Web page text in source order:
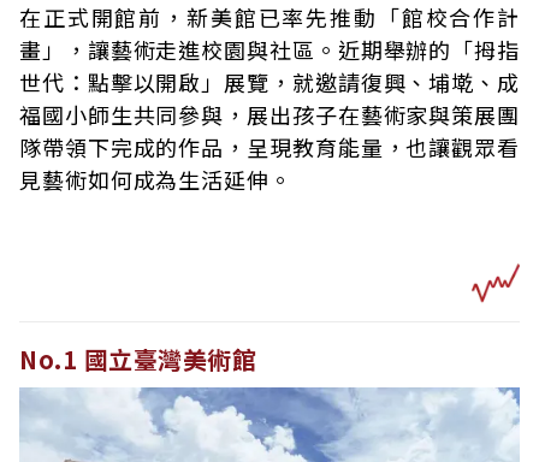
在正式開館前，新美館已率先推動「館校合作計
畫」，讓藝術走進校園與社區。近期舉辦的「拇指
世代：點擊以開啟」展覽，就邀請復興、埔墘、成
福國小師生共同參與，展出孩子在藝術家與策展團
隊帶領下完成的作品，呈現教育能量，也讓觀眾看
見藝術如何成為生活延伸。
No.1 國立臺灣美術館